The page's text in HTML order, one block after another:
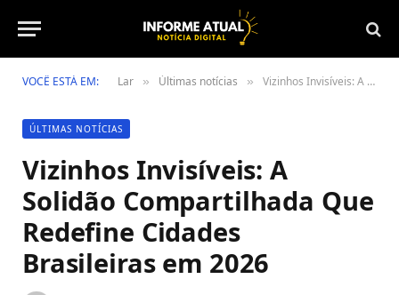
VOCÊ ESTÁ EM: Lar » Últimas notícias » Vizinhos Invisíveis: A Solidão Compartilhada Que Redefine Cidades Brasileiras em 2026
ÚLTIMAS NOTÍCIAS
Vizinhos Invisíveis: A
Solidão Compartilhada Que
Redefine Cidades
Brasileiras em 2026